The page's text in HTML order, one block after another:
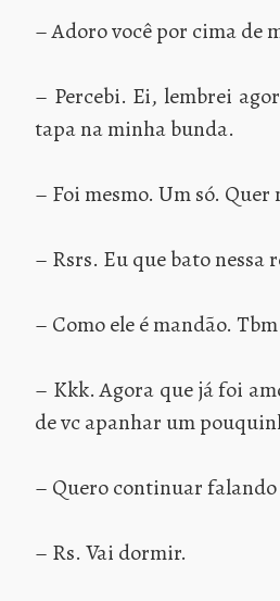
– Adoro você por cima de
– Percebi. Ei, lembrei
tapa na minha bunda.
– Foi mesmo. Um só. Quer
– Rsrs. Eu que bato nessa
– Como ele é mandão.
– Kkk. Agora que já foi
de vc apanhar um
– Quero continuar falando
– Rs. Vai dormir.